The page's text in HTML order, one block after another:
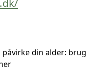
din alder: brug